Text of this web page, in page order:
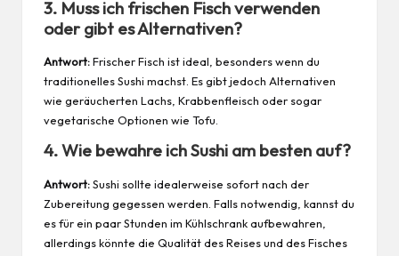
3. Muss ich frischen Fisch verwenden
oder gibt es Alternativen?
Antwort:Frischer Fisch ist ideal, besonders wenn du
traditionelles Sushi machst. Es gibt jedoch Alternativen
wie geräucherten Lachs, Krabbenfleisch oder sogar
vegetarische Optionen wie Tofu.
4. Wie bewahre ich Sushi am besten auf?
Antwort:Sushi sollte idealerweise sofort nach der
Zubereitung gegessen werden. Falls notwendig, kannst du
es für ein paar Stunden im Kühlschrank aufbewahren,
allerdings könnte die Qualität des Reises und des Fisches